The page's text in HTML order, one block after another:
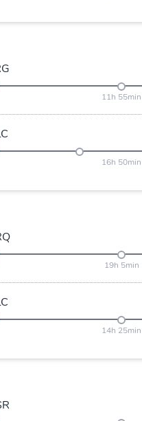
11h 55min
16h 50min
19h 5min
14h 25min